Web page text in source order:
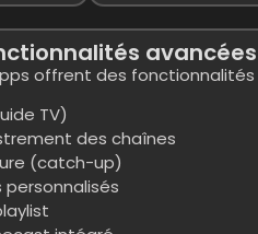
avancées
offrent des fonctionnalités
TV)
des chaînes
(catch-up)
personnalisés